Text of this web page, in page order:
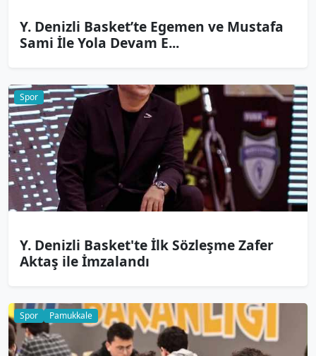
Y. Denizli Basket’te Egemen ve Mustafa
Sami İle Yola Devam E...
Spor
Y. Denizli Basket'te İlk Sözleşme Zafer
Aktaş ile İmzalandı
Spor Pamukkale